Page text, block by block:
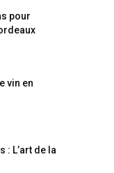
pour
vin en
: L’art de la